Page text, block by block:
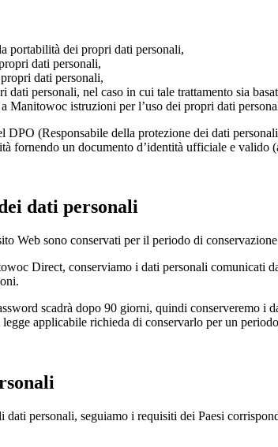
portabilità dei propri dati personali,
dati personali,
dati personali,
dati personali, nel caso in cui tale trattamento sia
Manitowoc istruzioni per l’uso dei propri dati
DPO (Responsabile della protezione dei dati
fornendo un documento d’identità ufficiale e valido
dati personali
Web sono conservati per il periodo di
Direct, conserviamo i dati personali comunicati
scadrà dopo 90 giorni, quindi conserveremo
applicabile richieda di conservarlo per un
personali, seguiamo i requisiti dei Paesi